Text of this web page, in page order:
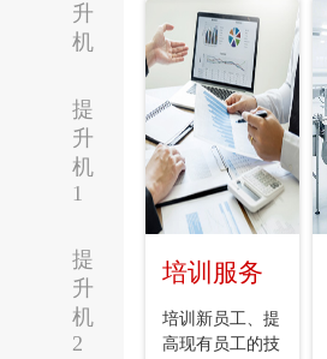
升
机
提
升
机
1
提
升
机
2
培训服务
培训新员工、提
高现有员工的技